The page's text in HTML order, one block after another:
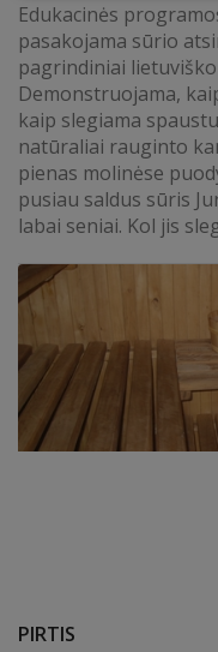
Edukacinės
pasakojama sūrio
pagrindiniai
Demonstruojama,
kaip slegiama
natūraliai rauginto
pienas molinėse
pusiau saldus sūris
labai seniai. Kol jis
PIRTIS